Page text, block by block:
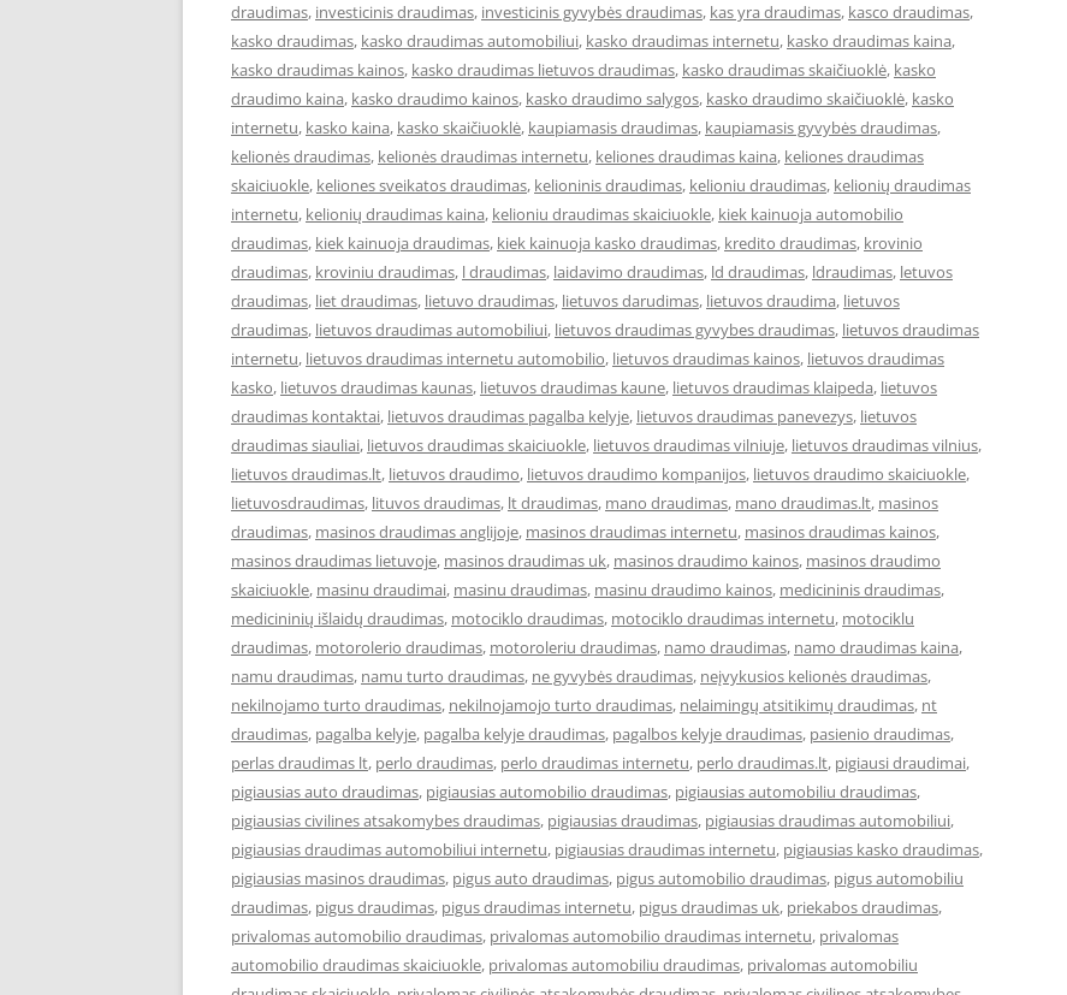
draudimas, investicinis draudimas, investicinis gyvybės draudimas, kas yra draudimas, kasco draudimas,
kasko draudimas, kasko draudimas automobiliui, kasko draudimas internetu, kasko draudimas kaina,
kasko draudimas kainos, kasko draudimas lietuvos draudimas, kasko draudimas skaičiuoklė, kasko
draudimo kaina, kasko draudimo kainos, kasko draudimo salygos, kasko draudimo skaičiuoklė, kasko
internetu, kasko kaina, kasko skaičiuoklė, kaupiamasis draudimas, kaupiamasis gyvybės draudimas,
kelionės draudimas, kelionės draudimas internetu, keliones draudimas kaina, keliones draudimas
skaiciuokle, keliones sveikatos draudimas, kelioninis draudimas, kelioniu draudimas, kelionių draudimas
internetu, kelionių draudimas kaina, kelioniu draudimas skaiciuokle, kiek kainuoja automobilio
draudimas, kiek kainuoja draudimas, kiek kainuoja kasko draudimas, kredito draudimas, krovinio
draudimas, kroviniu draudimas, l draudimas, laidavimo draudimas, ld draudimas, ldraudimas, letuvos
draudimas, liet draudimas, lietuvo draudimas, lietuvos darudimas, lietuvos draudima, lietuvos
draudimas, lietuvos draudimas automobiliui, lietuvos draudimas gyvybes draudimas, lietuvos draudimas
internetu, lietuvos draudimas internetu automobilio, lietuvos draudimas kainos, lietuvos draudimas
kasko, lietuvos draudimas kaunas, lietuvos draudimas kaune, lietuvos draudimas klaipeda, lietuvos
draudimas kontaktai, lietuvos draudimas pagalba kelyje, lietuvos draudimas panevezys, lietuvos
draudimas siauliai, lietuvos draudimas skaiciuokle, lietuvos draudimas vilniuje, lietuvos draudimas vilnius,
lietuvos draudimas.lt, lietuvos draudimo, lietuvos draudimo kompanijos, lietuvos draudimo skaiciuokle,
lietuvosdraudimas, lituvos draudimas, lt draudimas, mano draudimas, mano draudimas.lt, masinos
draudimas, masinos draudimas anglijoje, masinos draudimas internetu, masinos draudimas kainos,
masinos draudimas lietuvoje, masinos draudimas uk, masinos draudimo kainos, masinos draudimo
skaiciuokle, masinu draudimai, masinu draudimas, masinu draudimo kainos, medicininis draudimas,
medicininių išlaidų draudimas, motociklo draudimas, motociklo draudimas internetu, motociklu
draudimas, motorolerio draudimas, motoroleriu draudimas, namo draudimas, namo draudimas kaina,
namu draudimas, namu turto draudimas, ne gyvybės draudimas, neįvykusios kelionės draudimas,
nekilnojamo turto draudimas, nekilnojamojo turto draudimas, nelaimingų atsitikimų draudimas, nt
draudimas, pagalba kelyje, pagalba kelyje draudimas, pagalbos kelyje draudimas, pasienio draudimas,
perlas draudimas lt, perlo draudimas, perlo draudimas internetu, perlo draudimas.lt, pigiausi draudimai,
pigiausias auto draudimas, pigiausias automobilio draudimas, pigiausias automobiliu draudimas,
pigiausias civilines atsakomybes draudimas, pigiausias draudimas, pigiausias draudimas automobiliui,
pigiausias draudimas automobiliui internetu, pigiausias draudimas internetu, pigiausias kasko draudimas,
pigiausias masinos draudimas, pigus auto draudimas, pigus automobilio draudimas, pigus automobiliu
draudimas, pigus draudimas, pigus draudimas internetu, pigus draudimas uk, priekabos draudimas,
privalomas automobilio draudimas, privalomas automobilio draudimas internetu, privalomas
automobilio draudimas skaiciuokle, privalomas automobiliu draudimas, privalomas automobiliu